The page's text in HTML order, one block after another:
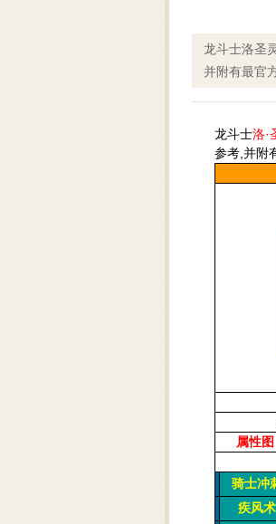
龙斗士洛圣
并附有最官
龙斗士洛·
参考,并附
属性图
骑士冲
疾风术